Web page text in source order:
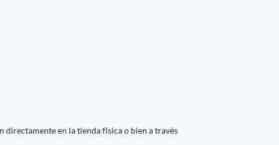
directamente en la tienda física o bien a través